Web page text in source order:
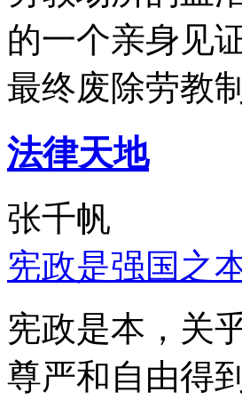
的一个亲身见
最终废除劳教
法律天地
张千帆
宪政是强国之
宪政是本，关
尊严和自由得